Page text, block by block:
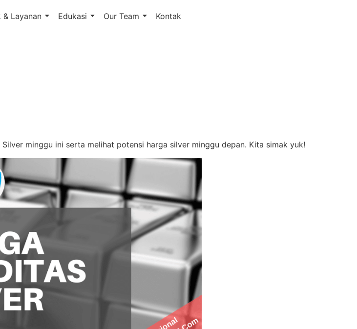
& Layanan Edukasi Our Team Kontak
minggu ini serta melihat potensi harga silver minggu depan. Kita simak yuk!